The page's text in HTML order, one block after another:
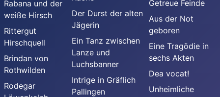
Rabana und der
weiße Hirsch
Rittergut
Hirschquell
Brindan von
Rothwilden
Rodegar
Der Durst der alten
Jägerin
Ein Tanz zwischen
Lanze und
Luchsbanner
Intrige in Gräflich
Pallingen
Getreue Feinde
Aus der Not
geboren
Eine Tragödie in
sechs Akten
Dea vocat!
Unheimliche